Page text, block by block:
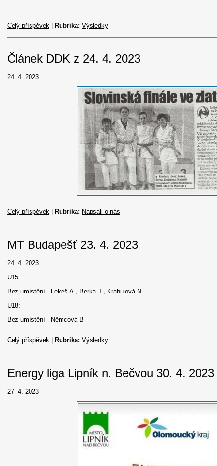
Celý příspěvek Rubrika: Výsledky
Článek DDK z 24. 4. 2023
24. 4. 2023
Celý příspěvek Rubrika: Napsali o nás
MT Budapešť 23. 4. 2023
24. 4. 2023
U15:
Bez umístění - Lekeš A., Berka J., Krahulová N.
U18:
Bez umístění - Němcová B
Celý příspěvek Rubrika: Výsledky
Energy liga Lipník n. Bečvou 30. 4. 2023
27. 4. 2023